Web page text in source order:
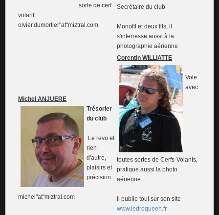
sorte de cerf
volant.
olvier.dumortier"at"miztral.com
Secrétaire du club
Monofil et deux fils, il
s'interresse aussi à la
photographie aérienne
Michel ANJUERE
Trésorier
du club
Le revo et
rien
d'autre,
plaisirs et
précision
michel"at"miztral.com
CorentinWILLIATTE
Vole
avec
toutes sortes de Cerfs-Volants,
pratique aussi la photo
aérienne
Il publie tout sur son site
www.ledroqueen.fr